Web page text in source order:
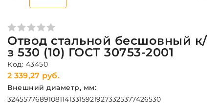
Отвод стальной бесшовный к/
з 530 (10) ГОСТ 30753-2001
Код: 43450
2 339,27 руб.
Внешний диаметр, мм:
3245577689108114133159219273325377426530